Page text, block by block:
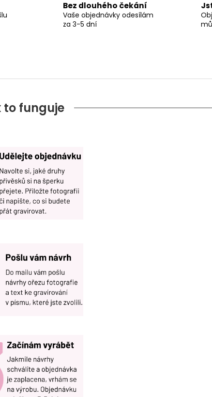
Bez dlouhého čekání
Vaše objednávky odesílám
za 3-5 dní
to funguje